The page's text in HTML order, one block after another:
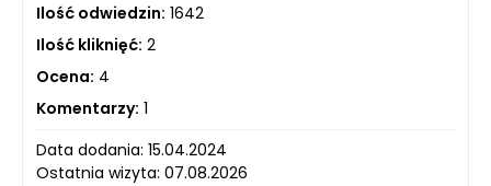
Ilość odwiedzin: 1642
Ilość kliknięć: 2
Ocena: 4
Komentarzy: 1
Data dodania: 15.04.2024
Ostatnia wizyta: 07.08.2026